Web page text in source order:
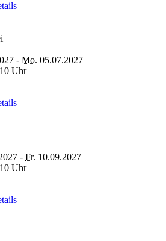
- Mo. 05.07.2027
Uhr
- Fr. 10.09.2027
Uhr